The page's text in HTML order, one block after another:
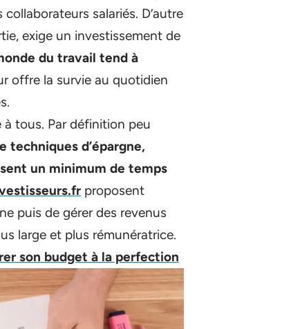
salariés. D’autre
exige un investissement de
du travail tend à
offre la survie au quotidien
à tous. Par définition peu
d’épargne,
un minimum de temps
proposent
puis de gérer des revenus
large et plus rémunératrice.
son budget à la perfection